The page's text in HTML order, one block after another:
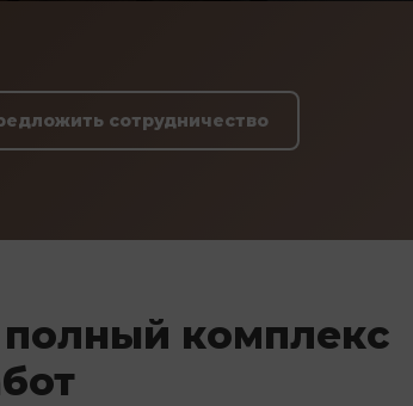
сотрудничество
комплекс